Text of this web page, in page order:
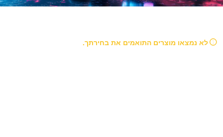
לא נמצאו מוצרים התואמים את בחירתך.